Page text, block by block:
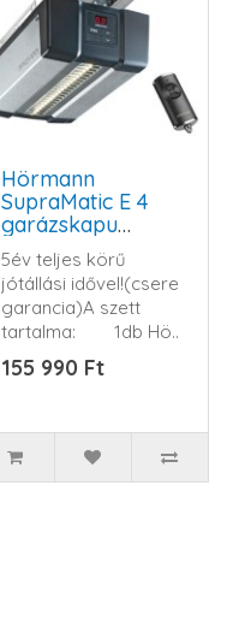
Hörmann
SupraMatic E 4
garázskapu
hajtómű szett
(BLUETOOTH)
5év teljes körű
jótállási idővel!(csere
garancia)A szett
tartalma: 1db Hö..
155 990 Ft